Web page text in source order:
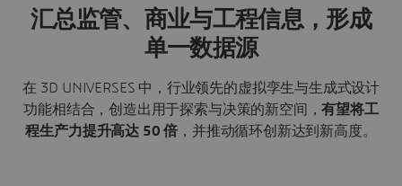
汇总监管、商业与工程信息，形成
单一数据源
在 3D UNIVERSES 中，行业领先的虚拟孪生与生成式设计
功能相结合，创造出用于探索与决策的新空间，有望将工
程生产力提升高达 50 倍 ，并推动循环创新达到新高度。